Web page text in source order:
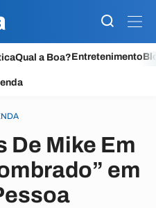
Qual a Boa?Entretenimento
De Mike Em
em